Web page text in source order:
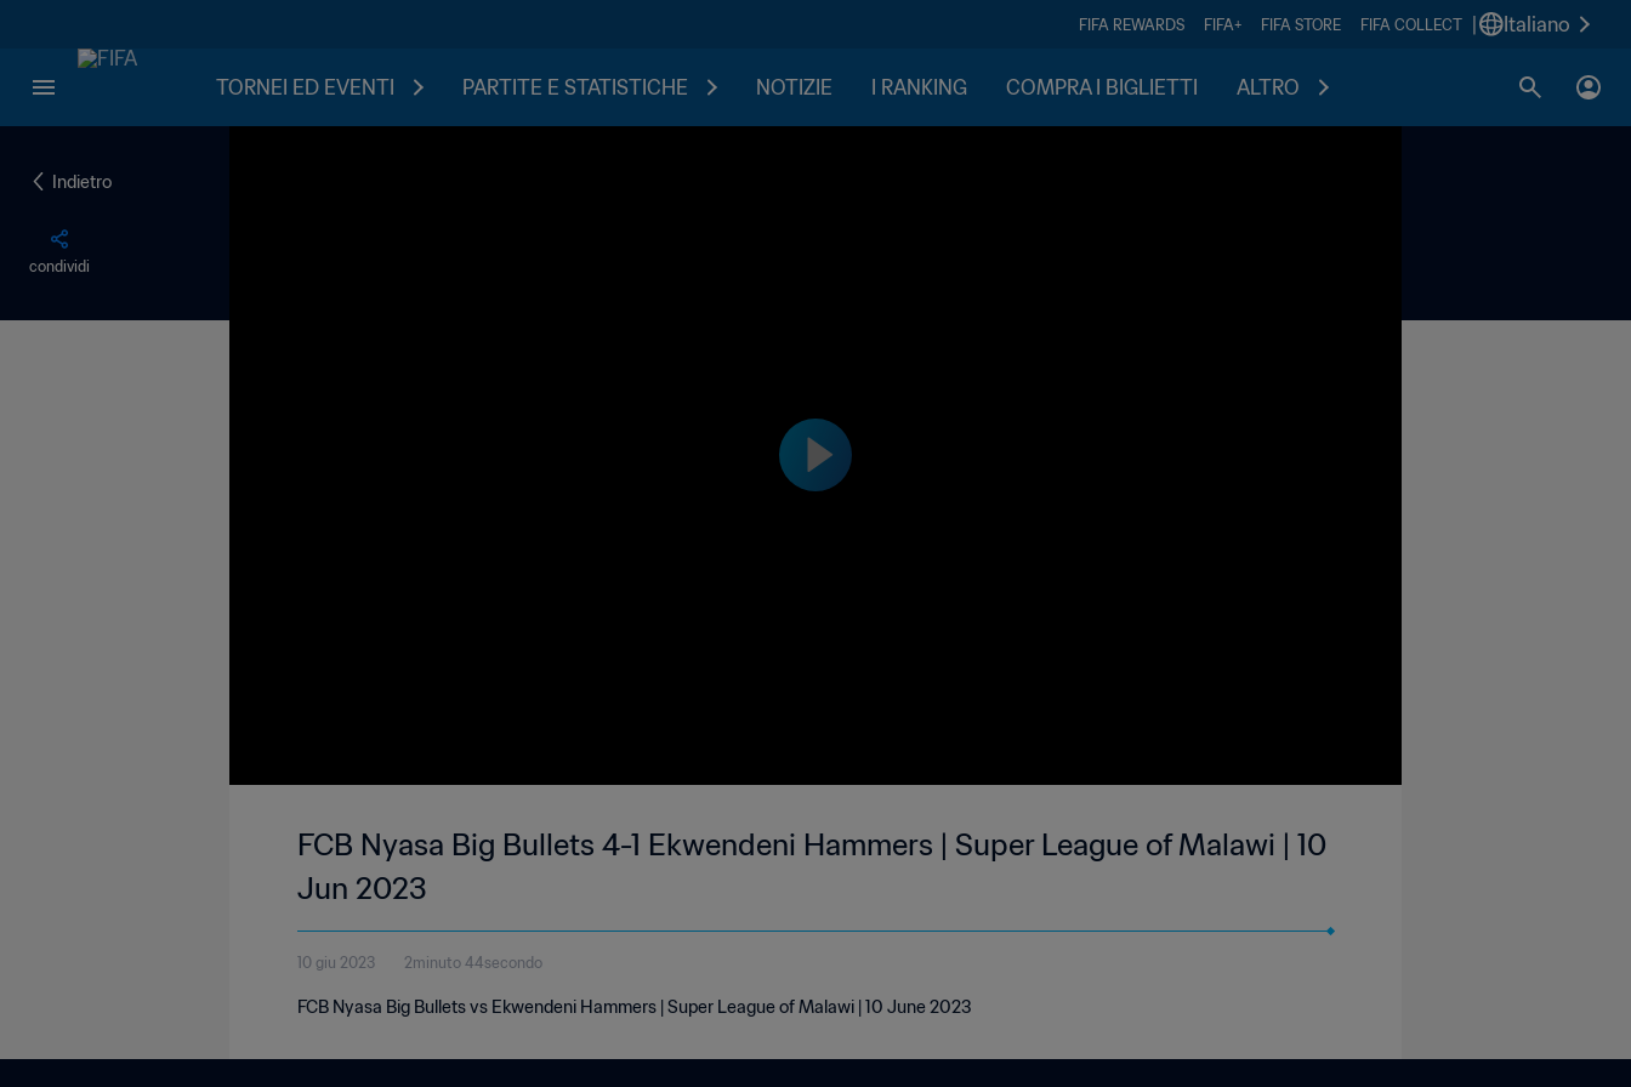
FIFA REWARDS FIFA+ FIFA STORE FIFA COLLECT Italiano
TORNEI ED EVENTI PARTITE E STATISTICHE NOTIZIE I RANKING COMPRA I BIGLIETTI ALTRO
Indietro
condividi
FCB Nyasa Big Bullets 4-1 Ekwendeni Hammers | Super League of Malawi | 10
Jun 2023
10 giu 2023 2minuto 44secondo
FCB Nyasa Big Bullets vs Ekwendeni Hammers | Super League of Malawi | 10 June 2023